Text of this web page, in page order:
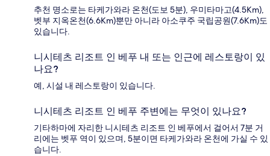
추천 명소로는 타케가와라 온천(도보 5분), 우미타마고(4.5Km),
벳부 지옥온천(6.6Km)뿐만 아니라 아소쿠주 국립공원(7.6Km)도
있습니다.
니시테츠 리조트 인 베푸 내 또는 인근에 레스토랑이 있
나요?
예, 시설 내 레스토랑이 있습니다.
니시테츠 리조트 인 베푸 주변에는 무엇이 있나요?
기타하마에 자리한 니시테츠 리조트 인 베푸에서 걸어서 7분 거
리에는 벳푸 역이 있으며, 5분이면 타케가와라 온천에 가실 수 있
습니다.